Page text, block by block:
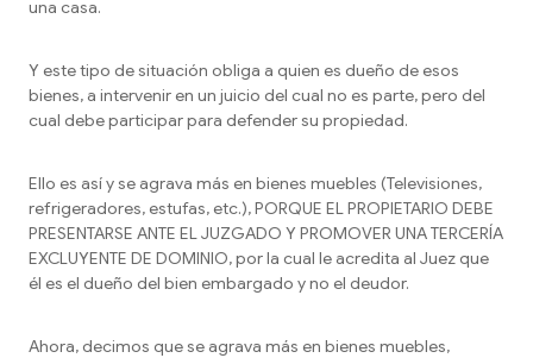
una casa.
Y este tipo de situación obliga a quien es dueño de esos
bienes, a intervenir en un juicio del cual no es parte, pero del
cual debe participar para defender su propiedad.
Ello es así y se agrava más en bienes muebles (Televisiones,
refrigeradores, estufas, etc.), PORQUE EL PROPIETARIO DEBE
PRESENTARSE ANTE EL JUZGADO Y PROMOVER UNA TERCERÍA
EXCLUYENTE DE DOMINIO, por la cual le acredita al Juez que
él es el dueño del bien embargado y no el deudor.
Ahora, decimos que se agrava más en bienes muebles,